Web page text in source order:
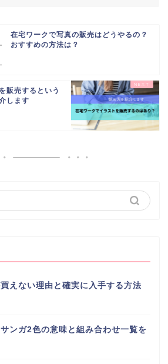
在宅ワークで写真の販売はどうやるの？
おすすめの方法は？
販売するという
します
えない理由と確実に入手する方法
ンガ2色の意味と組み合わせ一覧を